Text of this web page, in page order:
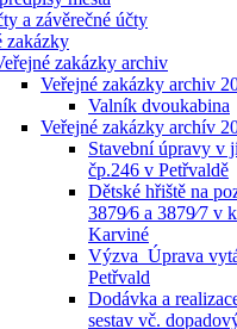
a závěrečné účty
zakázky
zakázky archiv
Veřejné zakázky archiv
Valník dvoukabina
Veřejné zakázky archív
Stavební úpravy v
čp.246 v Petřvaldě
Dětské hřiště na
3879⁄6 a 3879⁄7 v
Karviné
Výzva_Úprava
Petřvald
Dodávka a
sestav vč.